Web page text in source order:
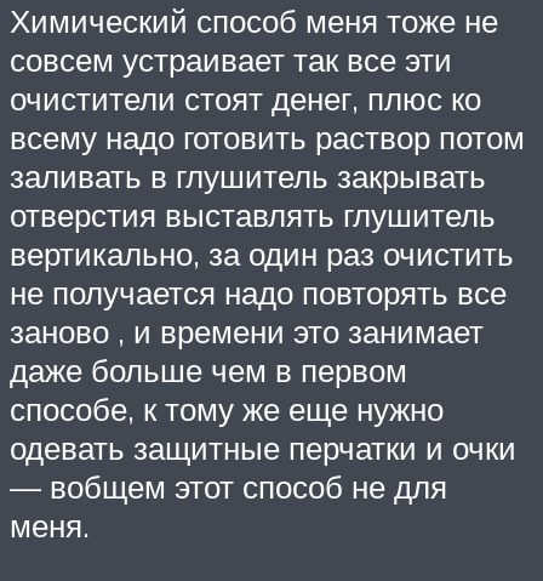
Химический способ меня тоже не
совсем устраивает так все эти
очистители стоят денег, плюс ко
всему надо готовить раствор потом
заливать в глушитель закрывать
отверстия выставлять глушитель
вертикально, за один раз очистить
не получается надо повторять все
заново , и времени это занимает
даже больше чем в первом
способе, к тому же еще нужно
одевать защитные перчатки и очки
— вобщем этот способ не для
меня.